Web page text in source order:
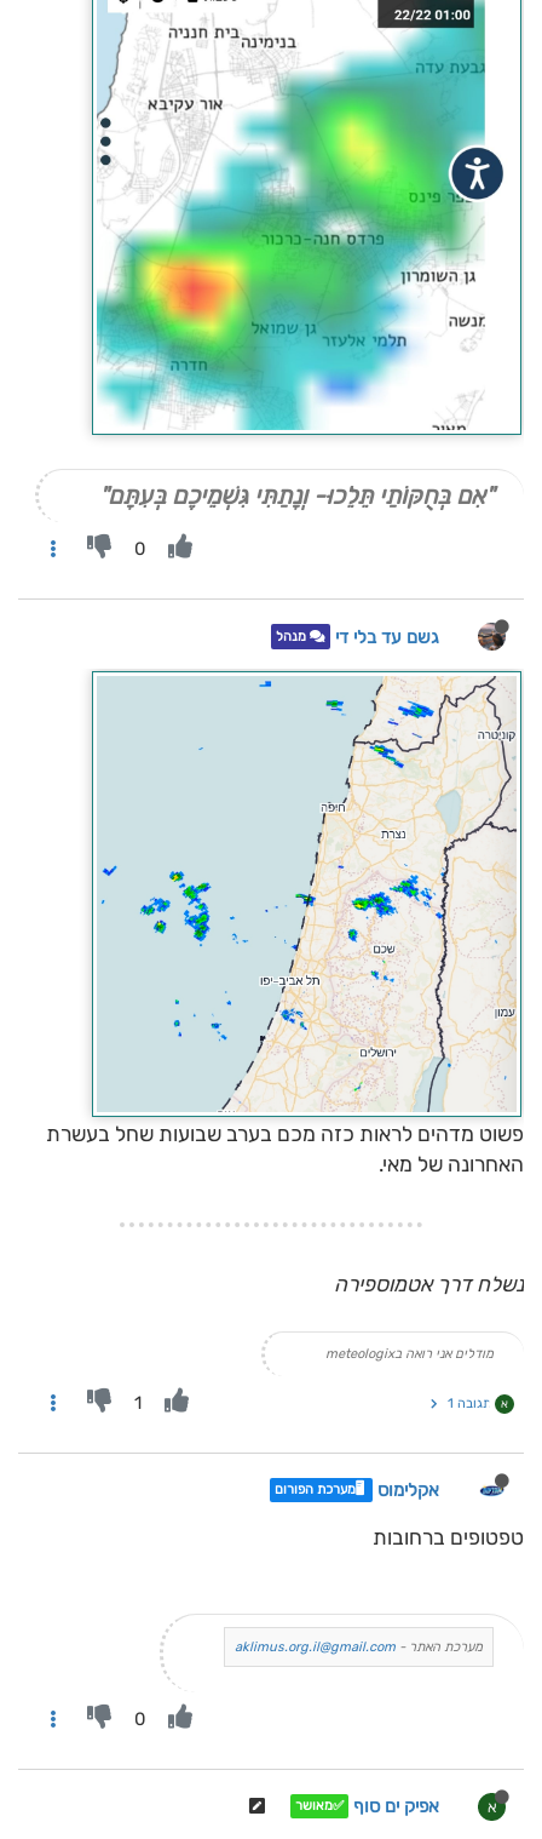
"אִם בְּחֻקּוֹתַי תֵּלֵכוּ- וְנָתַתִּי גִּשְׁמֵיכֶם בְּעִתָּם"
0
גשם עד בלי די מנהל
פשוט מדהים לראות כזה מכם בערב שבועות שחל בעשרת
האחרונה של מאי.
נשלח דרך אטמוספירה
מודלים אני רואה בmeteologix
א תגובה 1 1
אקלימוס 🖥️מערכת הפורום
טפטופים ברחובות
מערכת האתר - aklimus.org.il@gmail.com
0
א אפיק ים סוף ✅מאושר